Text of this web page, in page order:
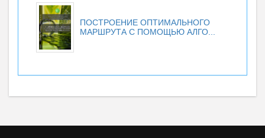
ПОСТРОЕНИЕ ОПТИМАЛЬНОГО
МАРШРУТА С ПОМОЩЬЮ АЛГО...